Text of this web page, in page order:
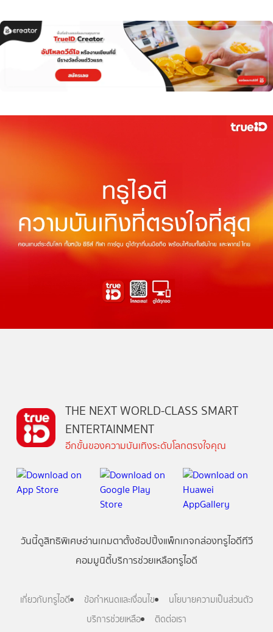
THE NEXT WORLD-CLASS SMART
ENTERTAINMENT
อีกขั้นของความบันเทิงระดับโลกตรงใจคุณ
วันนี้ดูสิทธิพิเศษอ่านเกมตาตั้งช้อปปิ้งแพ็กเกจกล่องทรูไอดีทีวี
คอมมูนิตี้บริการช่วยเหลือทรูไอดี
เกี่ยวกับทรูไอดี ข้อกำหนดและเงื่อนไข
นโยบายความเป็นส่วนตัว
บริการช่วยเหลือ
ติดต่อเรา